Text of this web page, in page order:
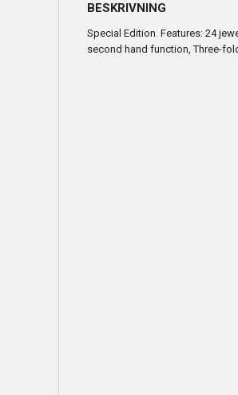
BESKRIVNING
Special Edition. Features: 24
second hand function, Three-